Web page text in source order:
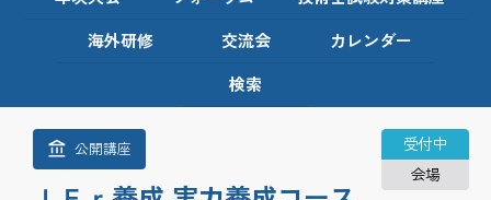
海外研修 交流会 カレンダー
検索
受付中
会場
公開講座